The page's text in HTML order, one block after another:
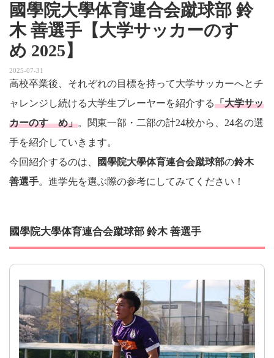
國學院大學体育連合会蹴球部 鈴
木 善選手【大学サッカーのすゝ
め 2025】
2025-07-31
高校卒業後、それぞれの目標を持って大学サッカーへとチ
ャレンジし続ける大学生プレーヤーを紹介する「大学サッ
カーのすゝめ」。関東一部・二部の計24校から、24名の選
手を紹介していきます。
今回紹介するのは、
國學院大學体育連合会蹴球部の鈴木
善選手。進学先を選ぶ際の参考にしてみてください！
國學院大學体育連合会蹴球部 鈴木 善選手